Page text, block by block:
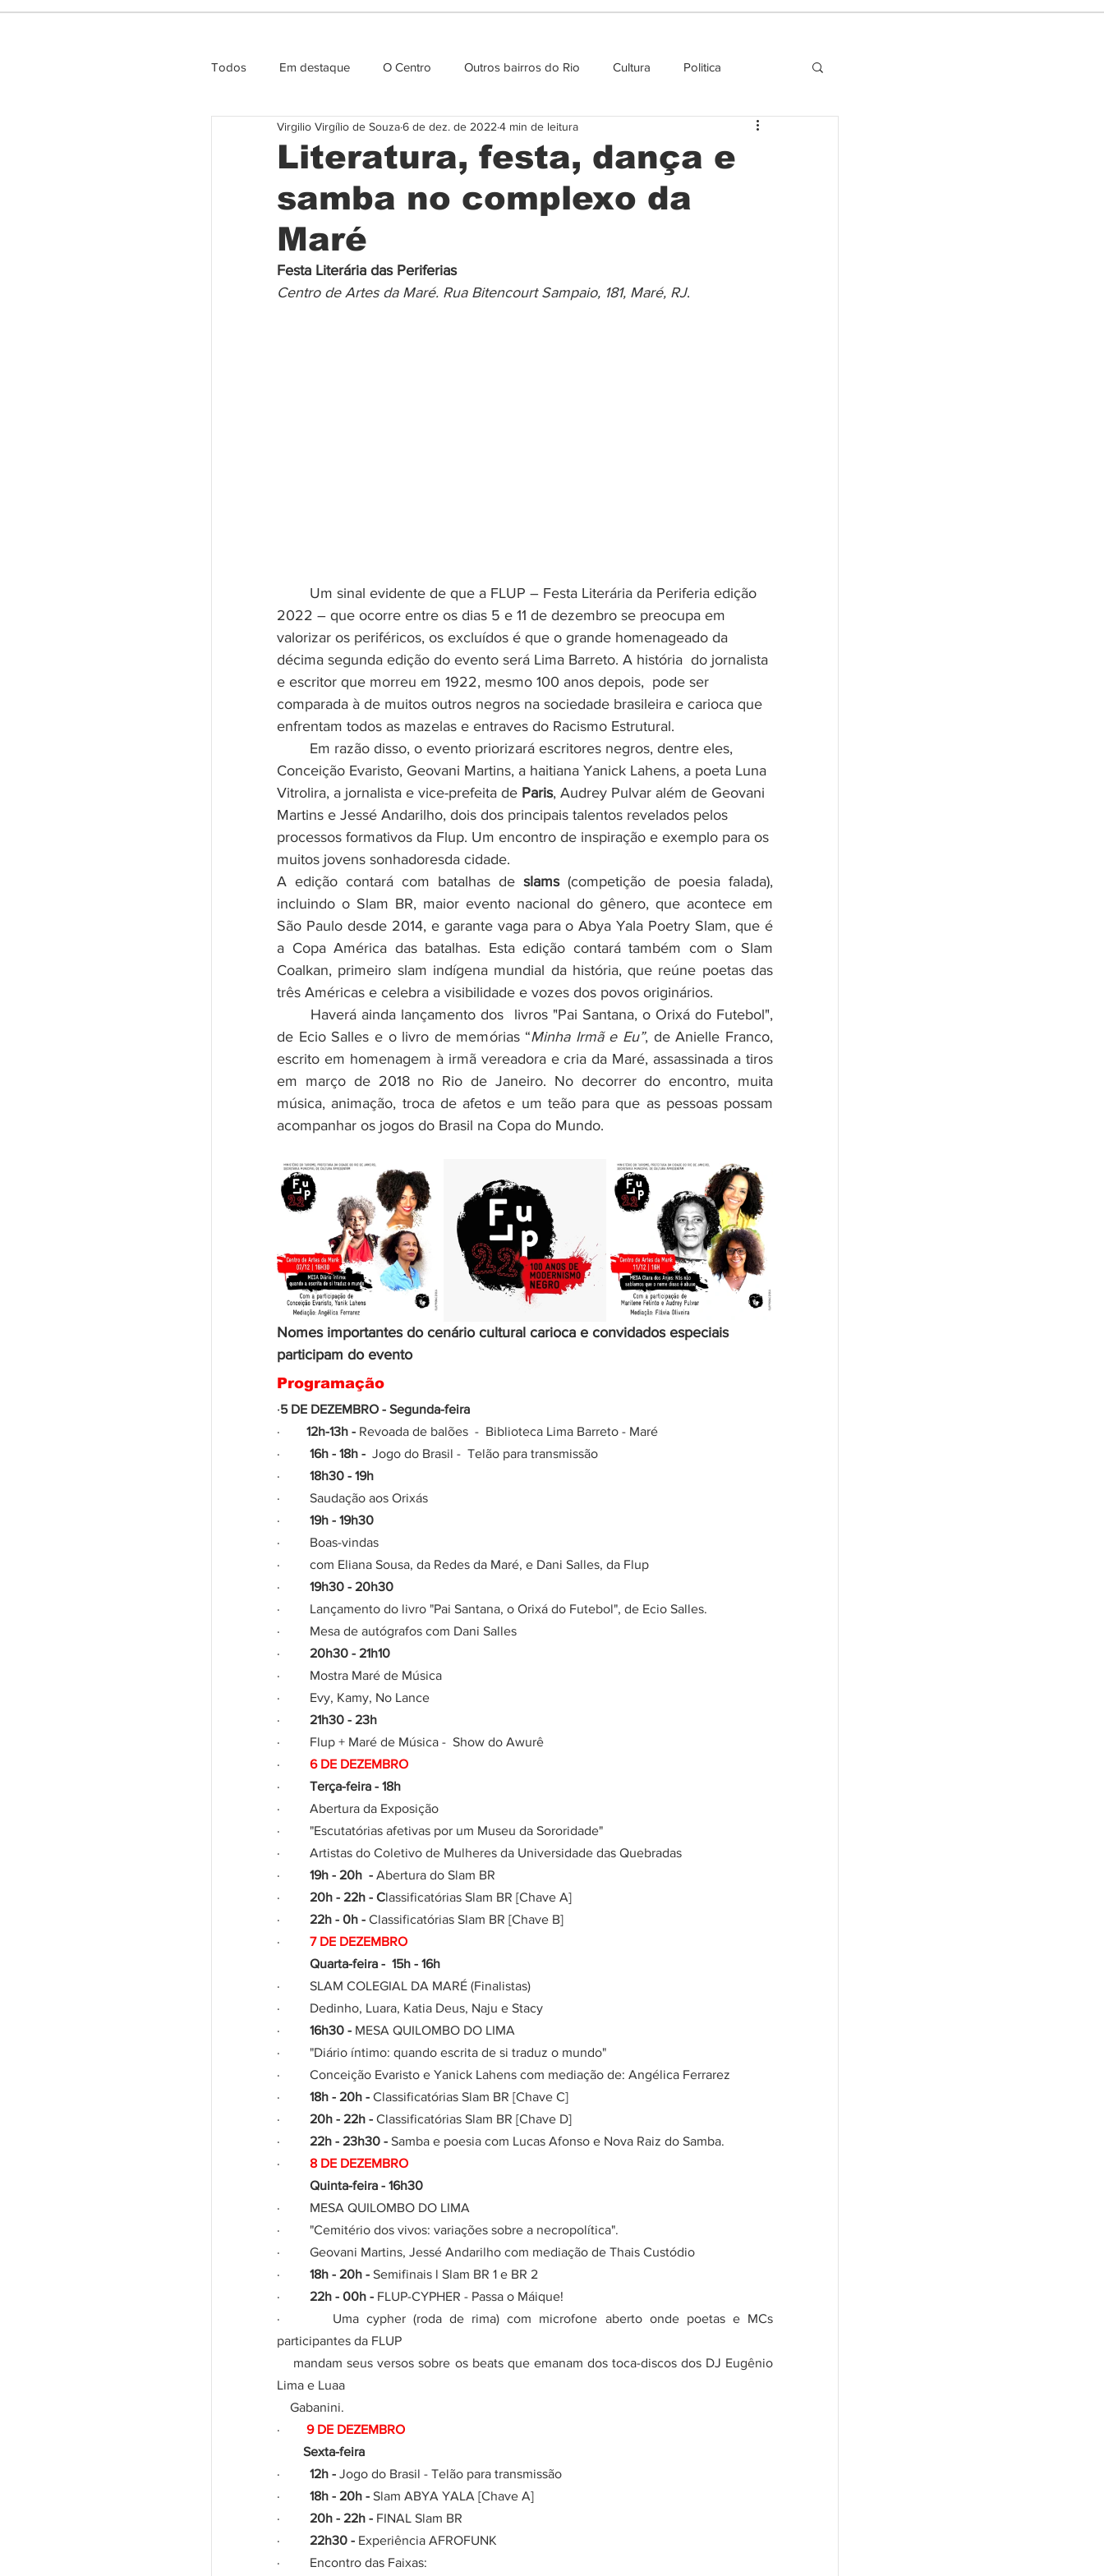
Todos Em destaque O Centro Outros bairros do Rio Cultura Politica
Entrevista e Opiniao Agenda cultural
Literatura, festa, dança e
samba no complexo da
Maré
Virgilio Virgílio de Souza6 de dez. de 2022 4 min de leitura
Festa Literária das Periferias
Centro de Artes da Maré. Rua Bitencourt Sampaio, 181, Maré, RJ.
2022 – que ocorre entre os dias 5 e 11 de dezembro se preocupa em
valorizar os periféricos, os excluídos é que o grande homenageado da
décima segunda edição do evento será Lima Barreto. A história  do jornalista
e escritor que morreu em 1922, mesmo 100 anos depois,  pode ser
comparada à de muitos outros negros na sociedade brasileira e carioca que
enfrentam todos as mazelas e entraves do Racismo Estrutural.
Conceição Evaristo, Geovani Martins, a haitiana Yanick Lahens, a poeta Luna
Vitrolira, a jornalista e vice-prefeita de Paris, Audrey Pulvar além de Geovani
Martins e Jessé Andarilho, dois dos principais talentos revelados pelos
processos formativos da Flup. Um encontro de inspiração e exemplo para os
muitos jovens sonhadoresda cidade.
A edição contará com batalhas de slams (competição de poesia falada),
incluindo o Slam BR, maior evento nacional do gênero, que acontece em
São Paulo desde 2014, e garante vaga para o Abya Yala Poetry Slam, que é
a Copa América das batalhas. Esta edição contará também com o Slam
Coalkan, primeiro slam indígena mundial da história, que reúne poetas das
três Américas e celebra a visibilidade e vozes dos povos originários.
de Ecio Salles e o livro de memórias “Minha Irmã e Eu”, de Anielle Franco,
escrito em homenagem à irmã vereadora e cria da Maré, assassinada a tiros
em março de 2018 no Rio de Janeiro. No decorrer do encontro, muita
música, animação, troca de afetos e um teão para que as pessoas possam
acompanhar os jogos do Brasil na Copa do Mundo.
Nomes importantes do cenário cultural carioca e convidados especiais
participam do evento
Programação
·5 DE DEZEMBRO - Segunda-feira
· 12h-13h - Revoada de balões  -  Biblioteca Lima Barreto - Maré
· 16h - 18h - Jogo do Brasil -  Telão para transmissão
· 18h30 - 19h
·         Saudação aos Orixás
· 19h - 19h30
·         Boas-vindas
·         com Eliana Sousa, da Redes da Maré, e Dani Salles, da Flup
· 19h30 - 20h30
·         Lançamento do livro "Pai Santana, o Orixá do Futebol", de Ecio Salles.
·         Mesa de autógrafos com Dani Salles
· 20h30 - 21h10
·         Mostra Maré de Música
·         Evy, Kamy, No Lance
· 21h30 - 23h
·         Flup + Maré de Música -  Show do Awurê
·
6 DE DEZEMBRO
· Terça-feira - 18h
·         Abertura da Exposição
·         "Escutatórias afetivas por um Museu da Sororidade"
·         Artistas do Coletivo de Mulheres da Universidade das Quebradas
·         ​ 19h - 20h  - Abertura do Slam BR
· 20h - 22h - Classificatórias Slam BR [Chave A]
· ​22h - 0h - Classificatórias Slam BR [Chave B]
·
7 DE DEZEMBRO
          Quarta-feira -  15h - 16h
·         SLAM COLEGIAL DA MARÉ (Finalistas)
·         Dedinho, Luara, Katia Deus, Naju e Stacy
· ​16h30 - MESA QUILOMBO DO LIMA
·         "Diário íntimo: quando escrita de si traduz o mundo"
·         Conceição Evaristo e Yanick Lahens com mediação de: Angélica Ferrarez
· ​18h - 20h - Classificatórias Slam BR [Chave C]
· ​20h - 22h - Classificatórias Slam BR [Chave D]
· ​22h - 23h30 - Samba e poesia com Lucas Afonso e Nova Raiz do Samba.
·         ​ 8 DE DEZEMBRO
          Quinta-feira - ​16h30
·         MESA QUILOMBO DO LIMA
·         "Cemitério dos vivos: variações sobre a necropolítica".
·         Geovani Martins, Jessé Andarilho com mediação de Thais Custódio
· 18h - 20h - Semifinais l Slam BR 1 e BR 2
· 22h - 00h - FLUP-CYPHER - Passa o Máique!
·       Uma cypher (roda de rima) com microfone aberto onde poetas e MCs
participantes da FLUP
Lima e Luaa
    Gabanini.
· 9 DE DEZEMBRO
        Sexta-feira
· 12h - Jogo do Brasil - Telão para transmissão
·         ​ 18h - 20h - Slam ABYA YALA [Chave A]
· 20h - 22h - FINAL Slam BR
· 22h30 - Experiência AFROFUNK
·         Encontro das Faixas: